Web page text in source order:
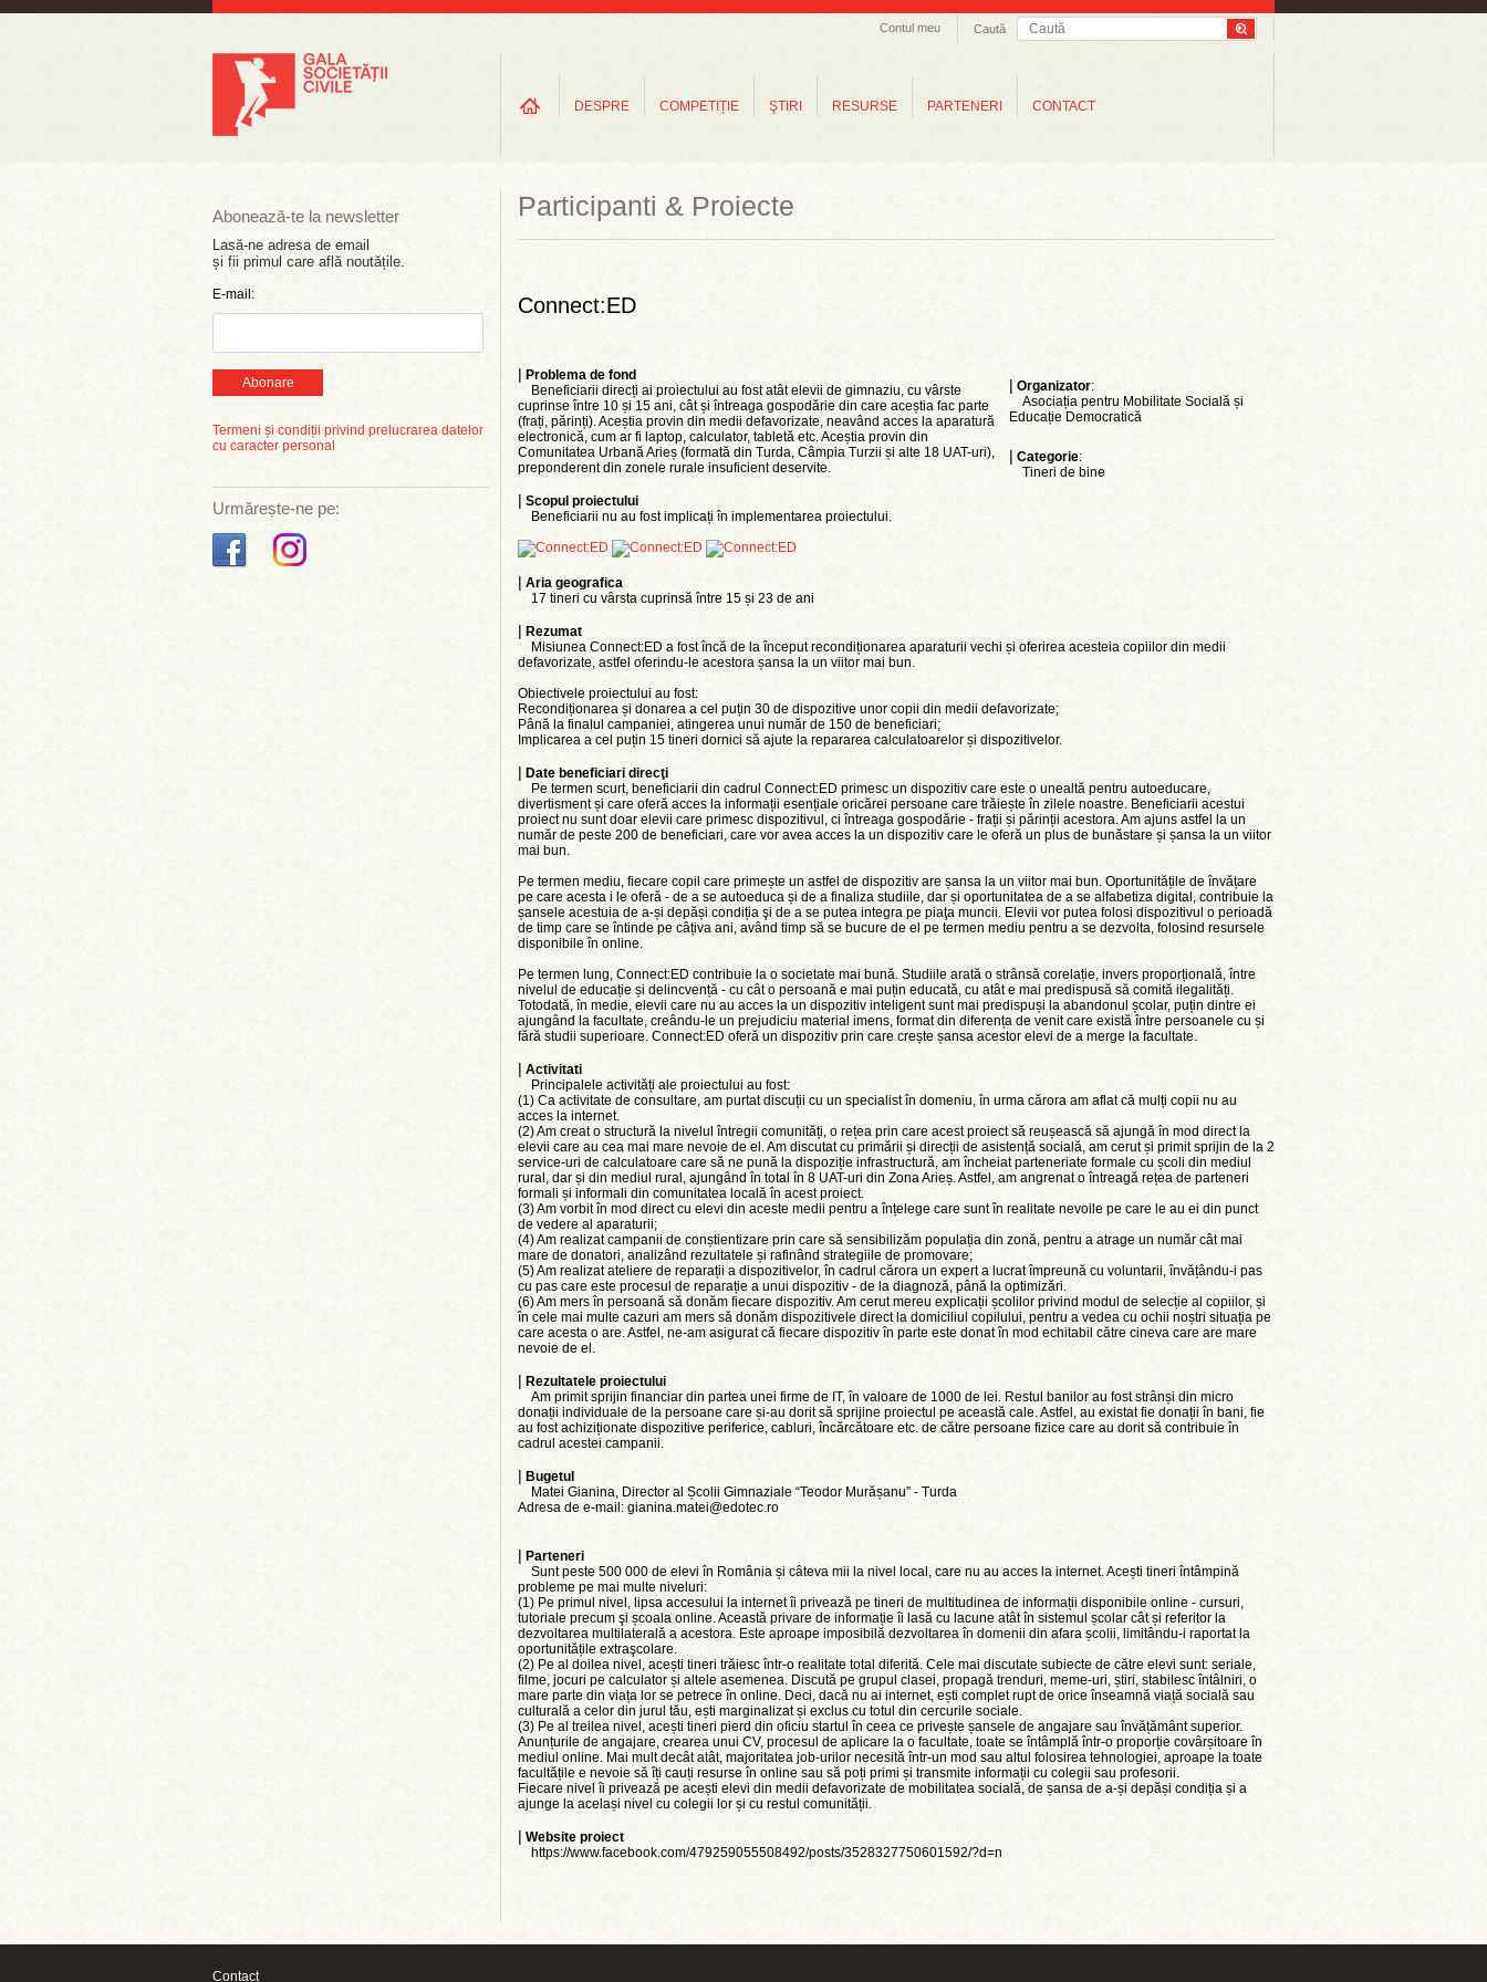
Caută
Contul meu
DESPRE COMPETIȚIE ŞTIRI RESURSE PARTENERI CONTACT
Abonează-te la newsletter
Lasă-ne adresa de email
și fii primul care află noutățile.
E-mail:
Abonare
Termeni și condiții privind prelucrarea datelor
cu caracter personal
Urmărește-ne pe:
Participanti & Proiecte
Connect:ED
| Organizator:
Asociația pentru Mobilitate Socială și
Educație Democratică
| Categorie:
Tineri de bine
| Problema de fond
Beneficiarii direcți ai proiectului au fost atât elevii de gimnaziu, cu vârste
cuprinse între 10 și 15 ani, cât și întreaga gospodărie din care aceștia fac parte
(frați, părinți). Aceștia provin din medii defavorizate, neavând acces la aparatură
electronică, cum ar fi laptop, calculator, tabletă etc. Aceștia provin din
Comunitatea Urbană Arieș (formată din Turda, Câmpia Turzii și alte 18 UAT-uri),
preponderent din zonele rurale insuficient deservite.
| Scopul proiectului
Beneficiarii nu au fost implicați în implementarea proiectului.
| Aria geografica
17 tineri cu vârsta cuprinsă între 15 și 23 de ani
| Rezumat
Misiunea Connect:ED a fost încă de la început recondiționarea aparaturii vechi și oferirea acesteia copiilor din medii
defavorizate, astfel oferindu-le acestora șansa la un viitor mai bun.
Obiectivele proiectului au fost:
Recondiționarea și donarea a cel puțin 30 de dispozitive unor copii din medii defavorizate;
Până la finalul campaniei, atingerea unui număr de 150 de beneficiari;
Implicarea a cel puțin 15 tineri dornici să ajute la repararea calculatoarelor și dispozitivelor.
| Date beneficiari direcţi
Pe termen scurt, beneficiarii din cadrul Connect:ED primesc un dispozitiv care este o unealtă pentru autoeducare,
divertisment și care oferă acces la informații esențiale oricărei persoane care trăiește în zilele noastre. Beneficiarii acestui
proiect nu sunt doar elevii care primesc dispozitivul, ci întreaga gospodărie - frații și părinții acestora. Am ajuns astfel la un
număr de peste 200 de beneficiari, care vor avea acces la un dispozitiv care le oferă un plus de bunăstare și șansa la un viitor
mai bun.
Pe termen mediu, fiecare copil care primește un astfel de dispozitiv are șansa la un viitor mai bun. Oportunitățile de învățare
pe care acesta i le oferă - de a se autoeduca și de a finaliza studiile, dar și oportunitatea de a se alfabetiza digital, contribuie la
șansele acestuia de a-și depăși condiția şi de a se putea integra pe piaţa muncii. Elevii vor putea folosi dispozitivul o perioadă
de timp care se întinde pe câțiva ani, având timp să se bucure de el pe termen mediu pentru a se dezvolta, folosind resursele
disponibile în online.
Pe termen lung, Connect:ED contribuie la o societate mai bună. Studiile arată o strânsă corelație, invers proporțională, între
nivelul de educație și delincvență - cu cât o persoană e mai puțin educată, cu atât e mai predispusă să comită ilegalități.
Totodată, în medie, elevii care nu au acces la un dispozitiv inteligent sunt mai predispuși la abandonul școlar, puțin dintre ei
ajungând la facultate, creându-le un prejudiciu material imens, format din diferența de venit care există între persoanele cu și
fără studii superioare. Connect:ED oferă un dispozitiv prin care crește șansa acestor elevi de a merge la facultate.
| Activitati
Principalele activități ale proiectului au fost:
(1) Ca activitate de consultare, am purtat discuții cu un specialist în domeniu, în urma cărora am aflat că mulți copii nu au
acces la internet.
(2) Am creat o structură la nivelul întregii comunități, o rețea prin care acest proiect să reușească să ajungă în mod direct la
elevii care au cea mai mare nevoie de el. Am discutat cu primării și direcții de asistență socială, am cerut și primit sprijin de la 2
service-uri de calculatoare care să ne pună la dispoziție infrastructură, am încheiat parteneriate formale cu școli din mediul
rural, dar și din mediul rural, ajungând în total în 8 UAT-uri din Zona Arieș. Astfel, am angrenat o întreagă rețea de parteneri
formali și informali din comunitatea locală în acest proiect.
(3) Am vorbit în mod direct cu elevi din aceste medii pentru a înțelege care sunt în realitate nevoile pe care le au ei din punct
de vedere al aparaturii;
(4) Am realizat campanii de conștientizare prin care să sensibilizăm populația din zonă, pentru a atrage un număr cât mai
mare de donatori, analizând rezultatele și rafinând strategiile de promovare;
(5) Am realizat ateliere de reparații a dispozitivelor, în cadrul cărora un expert a lucrat împreună cu voluntarii, învățându-i pas
cu pas care este procesul de reparație a unui dispozitiv - de la diagnoză, până la optimizări.
(6) Am mers în persoană să donăm fiecare dispozitiv. Am cerut mereu explicații școlilor privind modul de selecție al copiilor, și
în cele mai multe cazuri am mers să donăm dispozitivele direct la domiciliul copilului, pentru a vedea cu ochii noștri situația pe
care acesta o are. Astfel, ne-am asigurat că fiecare dispozitiv în parte este donat în mod echitabil către cineva care are mare
nevoie de el.
| Rezultatele proiectului
Am primit sprijin financiar din partea unei firme de IT, în valoare de 1000 de lei. Restul banilor au fost strânși din micro
donații individuale de la persoane care și-au dorit să sprijine proiectul pe această cale. Astfel, au existat fie donații în bani, fie
au fost achiziționate dispozitive periferice, cabluri, încărcătoare etc. de către persoane fizice care au dorit să contribuie în
cadrul acestei campanii.
| Bugetul
Matei Gianina, Director al Școlii Gimnaziale “Teodor Murășanu” - Turda
Adresa de e-mail: gianina.matei@edotec.ro
| Parteneri
Sunt peste 500 000 de elevi în România și câteva mii la nivel local, care nu au acces la internet. Acești tineri întâmpină
probleme pe mai multe niveluri:
(1) Pe primul nivel, lipsa accesului la internet îi privează pe tineri de multitudinea de informații disponibile online - cursuri,
tutoriale precum şi școala online. Această privare de informație îi lasă cu lacune atât în sistemul școlar cât și referitor la
dezvoltarea multilaterală a acestora. Este aproape imposibilă dezvoltarea în domenii din afara școlii, limitându-i raportat la
oportunitățile extraşcolare.
(2) Pe al doilea nivel, acești tineri trăiesc într-o realitate total diferită. Cele mai discutate subiecte de către elevi sunt: seriale,
filme, jocuri pe calculator și altele asemenea. Discută pe grupul clasei, propagă trenduri, meme-uri, știri, stabilesc întâlniri, o
mare parte din viața lor se petrece în online. Deci, dacă nu ai internet, ești complet rupt de orice înseamnă viață socială sau
culturală a celor din jurul tău, ești marginalizat și exclus cu totul din cercurile sociale.
(3) Pe al treilea nivel, acești tineri pierd din oficiu startul în ceea ce privește șansele de angajare sau învățământ superior.
Anunțurile de angajare, crearea unui CV, procesul de aplicare la o facultate, toate se întâmplă într-o proporție covârșitoare în
mediul online. Mai mult decât atât, majoritatea job-urilor necesită într-un mod sau altul folosirea tehnologiei, aproape la toate
facultățile e nevoie să îți cauți resurse în online sau să poți primi și transmite informații cu colegii sau profesorii.
Fiecare nivel îi privează pe acești elevi din medii defavorizate de mobilitatea socială, de șansa de a-și depăși condiția și a
ajunge la același nivel cu colegii lor și cu restul comunității.
| Website proiect
https://www.facebook.com/479259055508492/posts/3528327750601592/?d=n
Contact